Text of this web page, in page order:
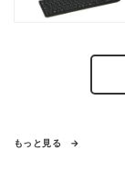
もっと見る